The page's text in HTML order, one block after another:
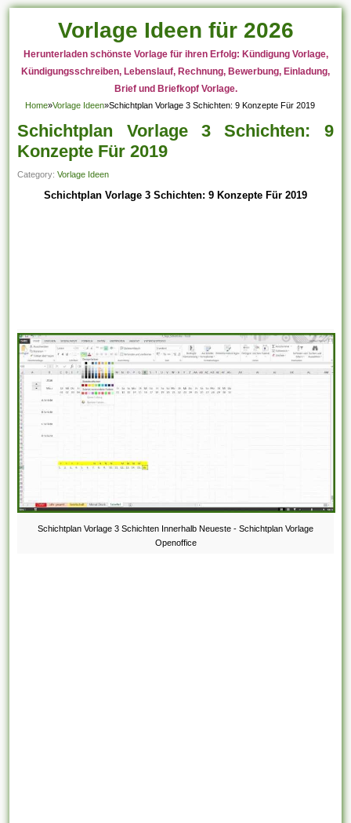
Vorlage Ideen für 2026
Herunterladen schönste Vorlage für ihren Erfolg: Kündigung Vorlage,
Kündigungsschreiben, Lebenslauf, Rechnung, Bewerbung, Einladung,
Brief und Briefkopf Vorlage.
Home»Vorlage Ideen»Schichtplan Vorlage 3 Schichten: 9 Konzepte Für 2019
Schichtplan Vorlage 3 Schichten: 9
Konzepte Für 2019
Category:Vorlage Ideen
Schichtplan Vorlage 3 Schichten: 9 Konzepte Für 2019
Schichtplan Vorlage 3 Schichten Innerhalb Neueste - Schichtplan Vorlage
Openoffice